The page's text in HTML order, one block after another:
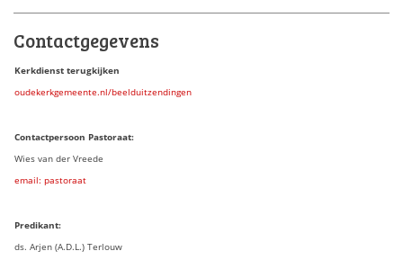
Contactgegevens
Kerkdienst terugkijken
oudekerkgemeente.nl/beelduitzendingen
Contactpersoon Pastoraat:
Wies van der Vreede
email: pastoraat
Predikant:
ds. Arjen (A.D.L.) Terlouw